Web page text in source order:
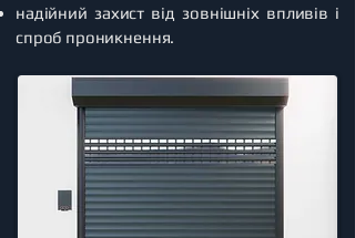
надійний захист від зовнішніх впливів і
спроб проникнення.